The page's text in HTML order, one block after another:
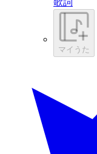
歌詞
マイうた